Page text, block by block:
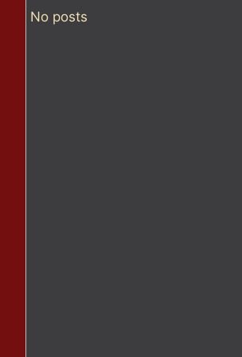
No posts